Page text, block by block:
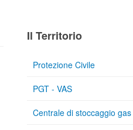
Il Territorio
Protezione Civile
PGT - VAS
Centrale di stoccaggio gas